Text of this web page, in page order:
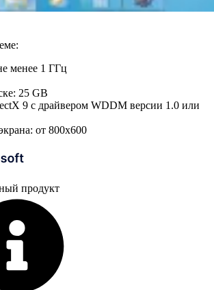
менее 1 ГГц
25 GB
9 с драйвером WDDM версии 1.0 или
от 800x600
продукт